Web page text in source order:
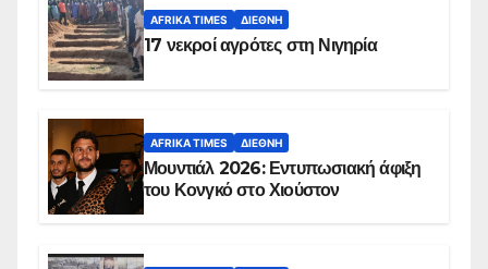
AFRIKA TIMES ΔΙΕΘΝΉ
17 νεκροί αγρότες στη Νιγηρία
AFRIKA TIMES ΔΙΕΘΝΉ
Μουντιάλ 2026: Εντυπωσιακή άφιξη
του Κονγκό στο Χιούστον